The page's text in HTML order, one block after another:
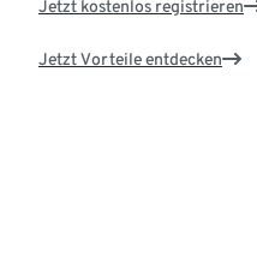
Jetzt kostenlos registrieren
Jetzt Vorteile entdecken